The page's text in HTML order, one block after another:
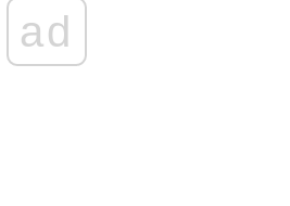
ad